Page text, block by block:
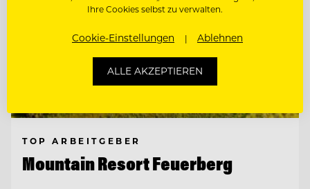
TOP ARBEITGEBER
Mountain Resort Feuerberg
Ihre Cookies selbst zu verwalten.
Cookie-Einstellungen Ablehnen
ALLE AKZEPTIEREN